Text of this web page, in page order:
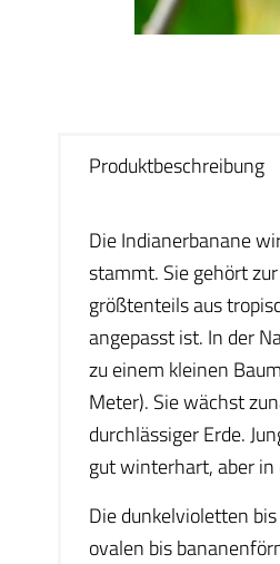
Produktbeschreibung
Die Indianerbanane
stammt. Sie gehört
größtenteils aus
angepasst ist. In der
zu einem kleinen
Meter). Sie wächst
durchlässiger Erde.
gut winterhart, aber in
Die dunkelvioletten
ovalen bis